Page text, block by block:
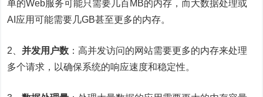
单的Web服务可能只需要几百MB的内存，而大数据处理或
AI应用可能需要几GB甚至更多的内存。
2、并发用户数 ：高并发访问的网站需要更多的内存来处理
多个请求，以确保系统的响应速度和稳定性。